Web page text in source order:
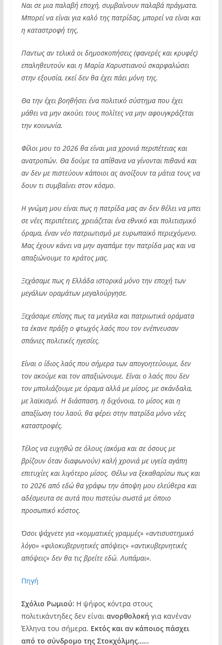
Ναι σε μια παλαβή εποχή, συμβαίνουν παλαβά πράγματα.
Μπορεί να είναι για καλό της πατρίδας, μπορεί να είναι και
η καταστροφή της.
Παντως αν τελικά οι δημοσκοπήσεις (φανερές και κρυφές)
επαληθευτούν και η Μαρία Καρυστιανού σκαρφαλώσει
στην εξουσία, εκεί δεν θα έχει πάει μόνη της.
Θα την έχει βοηθήσει ένα πολιτικό σύστημα που έχει
μάθει να μην ακούει τους πολίτες να μην αφουγκράζεται
την κοινωνία.
Φίλοι μου το 2026 θα είναι μια χρονιά περιπέτειας και
ανατροπών. Θα δούμε τα απίθανα να γίνονται πιθανά και
αν δεν με πιστεύουν κάποιοι ας ανοίξουν τα μάτια τους να
δουν τι συμβαίνει στον κόσμο.
Η γνώμη μου είναι πως η πατρίδα μας αν δεν θέλει να μπει
σε νέες περιπέτειες, χρειάζεται ένα εθνικό και πολιτισμικό
όραμα, έναν νέο πατριωτισμό με ευρωπαϊκό περιεχόμενο.
Μας έχουν κάνει να μην αγαπάμε την πατρίδα μας και να
απαξιώνουμε το κράτος μας.
Ξεχάσαμε πως η Ελλάδα ιστορικά μόνο την εποχή των
μεγάλων οραμάτων μεγαλούργησε.
Ξεχάσαμε επίσης πως τα μεγάλα και πατριωτικά οράματα
τα έκανε πράξη ο φτωχός λαός που τον ενέπνευσαν
σπάνιες πολιτικές ηγεσίες.
Είναι ο ίδιος λαός που σήμερα των απογοητεύουμε, δεν
τον ακούμε και τον απαξιώνουμε. Είναι ο λαός που δεν
τον μπολιάζουμε με όραμα αλλά με μίσος, με σκάνδαλα,
με λαϊκισμό. Η διάσπαση, η διχόνοια, το μίσος και η
απαξίωση του λαού, θα φέρει στην πατρίδα μόνο νέες
καταστροφές.
Τέλος να ευχηθώ σε όλους (ακόμα και σε όσους με
βρίζουν όταν διαφωνούν) καλή χρονιά με υγεία αγάπη
επιτυχίες και λιγότερο μίσος. Θέλω να ξεκαθαρίσω πως και
το 2026 από εδώ θα γράφω την άποψη μου ελεύθερα και
αδέσμευτα σε αυτά που πιστεύω σωστά με όποιο
προσωπικό κόστος.
Όσοι ψάχνετε για «κομματικές γραμμές» «αντισυστημικό
λόγο» «φιλοκυβερνητικές απόψεις» «αντικυβερνητικές
απόψεις» δεν θα τις βρείτε εδώ. Λυπάμαι».
Πηγή
Σχόλιο Ρωμιού: Η ψήφος κόντρα στους
πολιτικάντηδες δεν είναι ανορθολοκή για κανέναν
Έλληνα του σήμερα. Εκτός και αν κάποιος πάσχει
από το σύνδρομο της Στοκχόλμης……